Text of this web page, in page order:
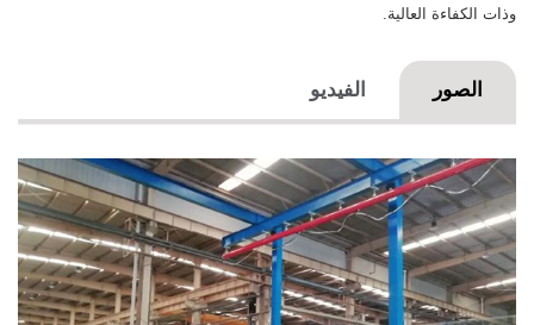
وذات الكفاءة العالية.
الصور الفيديو